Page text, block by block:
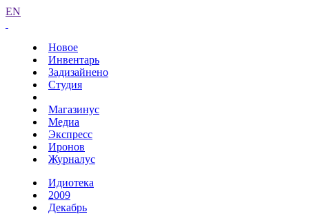
EN
Новое
Инвентарь
Задизайнено
Студия
Магазинус
Медиа
Экспресс
Иронов
Журналус
Идиотека
2009
Декабрь